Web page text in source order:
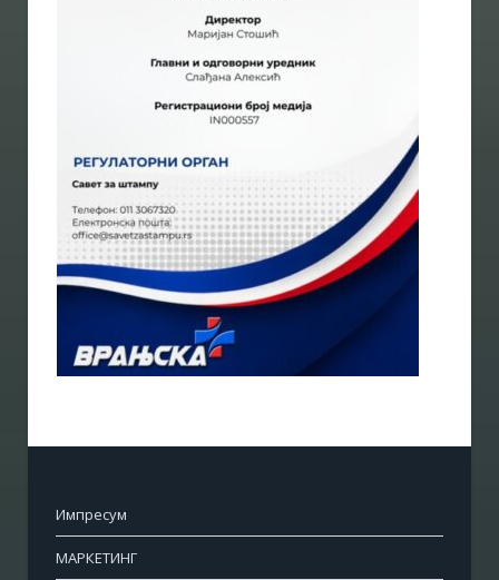
Импресум
МАРКЕТИНГ